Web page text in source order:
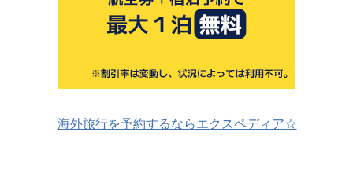
海外旅行を予約するならエクスペディア☆